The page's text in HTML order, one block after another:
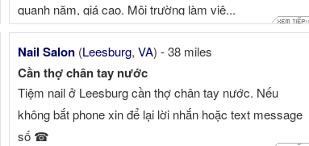
quanh năm, giá cao. Môi trường làm việ...
Nail Salon (Leesburg,VA) - 38 miles
Cần thợ chân tay nước
Tiệm nail ở Leesburg cần thợ chân tay nước. Nếu
không bắt phone xin để lại lời nhắn hoặc text message
số ☎